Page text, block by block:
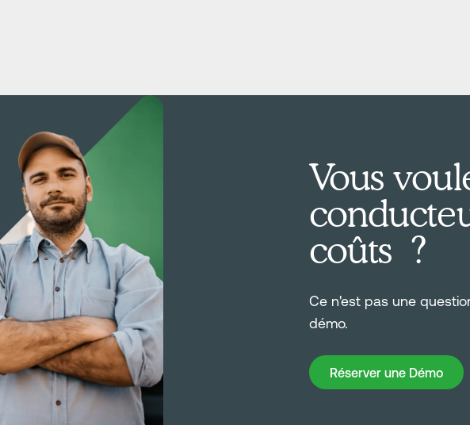
Vous
coûts ?
Ce n'est pas une
démo.
Réserver une Démo
Réserver une Démo